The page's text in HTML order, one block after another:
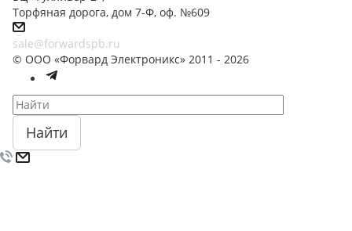
Торфяная дорога, дом 7-Ф, оф. №609
sale@forwardspb.ru
© ООО «Форвард Электроникс» 2011 - 2026
Найти